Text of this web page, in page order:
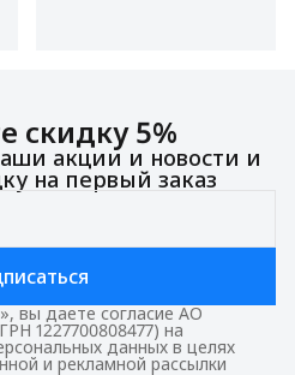
скидку 5%
акции и новости и
на первый заказ
вы даете согласие АО
1227700808477) на
данных в целях
и рекламной рассылки